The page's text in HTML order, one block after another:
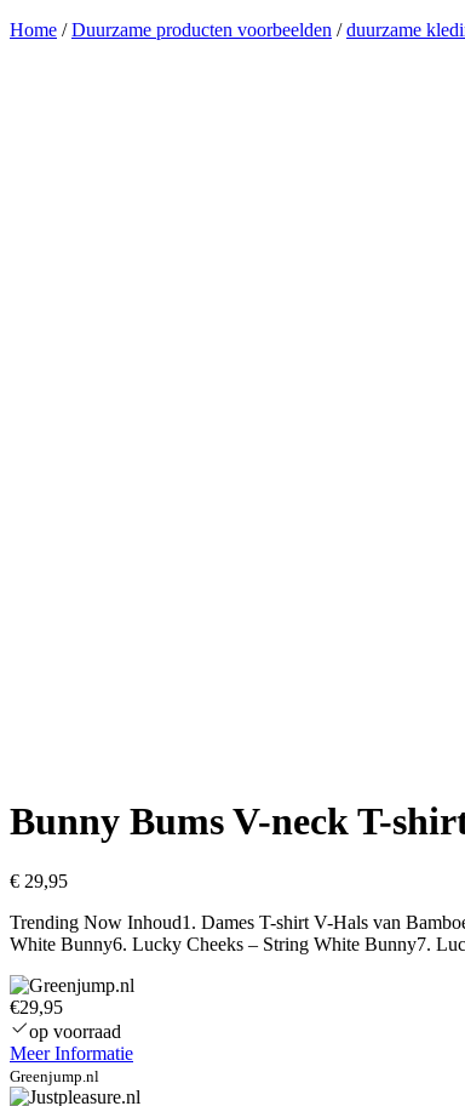
Home /Duurzame producten voorbeelden /duurzame
Bunny Bums V-neck T-
€ 29,95
Trending Now Inhoud1. Dames T-shirt V-Hals van
White Bunny6. Lucky Cheeks – String White Bunny7.
€29,95
op voorraad
Meer Informatie
Greenjump.nl